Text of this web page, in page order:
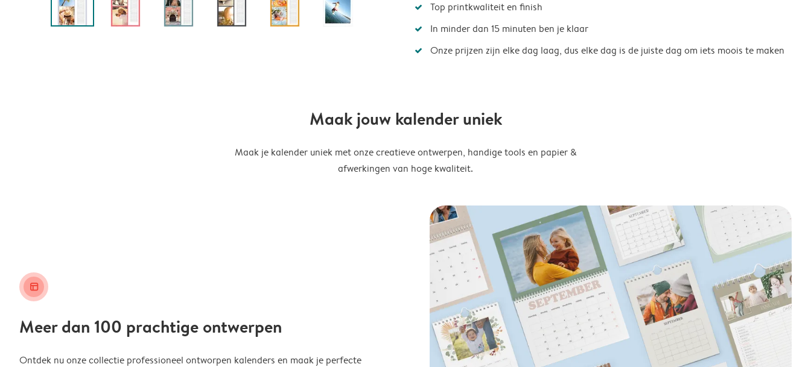
Top printkwaliteit en finish
In minder dan 15 minuten ben je klaar
Onze prijzen zijn elke dag laag, dus elke dag is de juiste dag om iets moois te maken
Maak jouw kalender uniek
Maak je kalender uniek met onze creatieve ontwerpen, handige tools en papier &
afwerkingen van hoge kwaliteit.
layout_alt
Meer dan 100 prachtige ontwerpen
Ontdek nu onze collectie professioneel ontworpen kalenders en maak je perfecte